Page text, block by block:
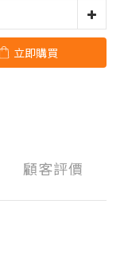
立即購買
顧客評價